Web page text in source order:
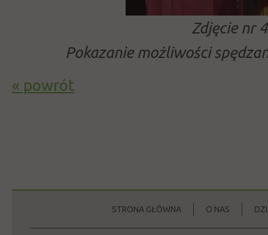
Zdjęcie nr
Pokazanie możliwości
« powrót
STRONA GŁÓWNA O NAS